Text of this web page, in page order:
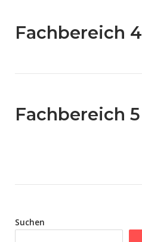
Fachbereich 4
Fachbereich 5
Suchen